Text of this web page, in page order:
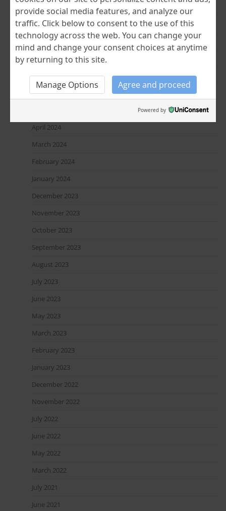
March 2025
February 2025
January 2025
December 2024
November 2024
July 2024
April 2024
March 2024
February 2024
January 2024
December 2023
November 2023
October 2023
September 2023
August 2023
July 2023
June 2023
May 2023
March 2023
February 2023
January 2023
December 2022
November 2022
July 2022
June 2022
May 2022
March 2022
July 2021
June 2021
provide social media features, and analyze our
traffic. Click below to consent to the use of this
technology across the web. You can change your
mind and change your consent choices at anytime
by returning to this site.
Manage Options Agree and proceed
Powered by